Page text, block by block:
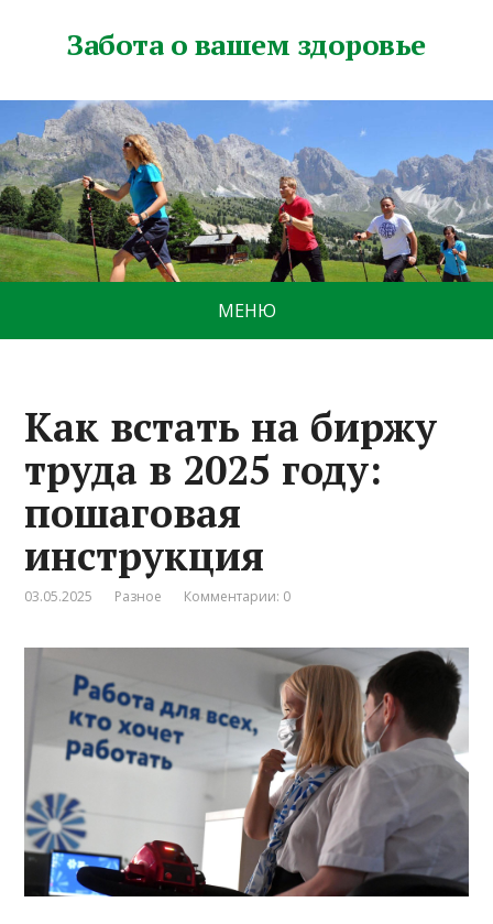
Забота о вашем здоровье
МЕНЮ
Как встать на биржу
труда в 2025 году:
пошаговая
инструкция
03.05.2025 Разное Комментарии: 0